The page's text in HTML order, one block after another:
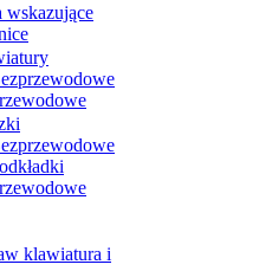
wskazujące
klawiatura i